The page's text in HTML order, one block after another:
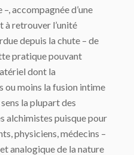
accompagnée d’une
re­trouver l’unité
depuis la chute – de
pratique pouvant
dont la
ou moins la fusion intime
la plupart des
alchimistes puisque pour
phy­siciens, médecins –
analogique de la nature